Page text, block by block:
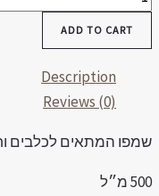
ADD TO CART
Description
Reviews (0)
המתאים לכלבים
מ״ל